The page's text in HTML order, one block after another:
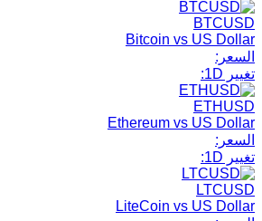
BTCUSD
Bitcoin vs US Dollar
السعر:
تغيير 1D:
ETHUSD
Ethereum vs US Dollar
السعر:
تغيير 1D:
LTCUSD
LiteCoin vs US Dollar